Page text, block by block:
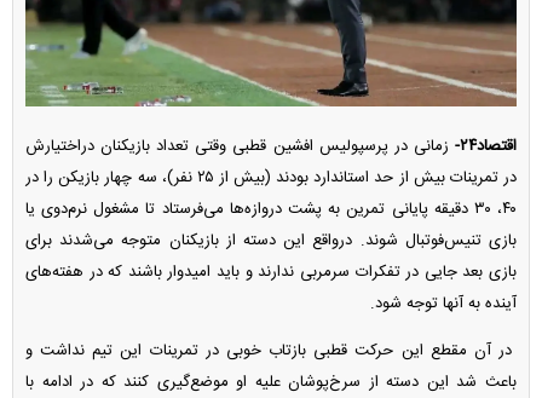
اقتصاد۲۴-
زمانی در پرسپولیس افشین قطبی وقتی تعداد بازیکنان دراختیارش
در تمرینات بیش از حد استاندارد بودند (بیش از ۲۵ نفر)، سه چهار بازیکن را در
۴۰، ۳۰ دقیقه پایانی تمرین به پشت دروازه‌ها می‌فرستاد تا مشغول نرم‌دوی یا
بازی تنیس‌فوتبال شوند. درواقع این دسته از بازیکنان متوجه می‌شدند برای
بازی بعد جایی در تفکرات سرمربی ندارند و باید امیدوار باشند که در هفته‌های
آینده به آنها توجه شود.
در آن مقطع این حرکت قطبی بازتاب خوبی در تمرینات این تیم نداشت و
باعث شد این دسته از سرخ‌پوشان علیه او موضع‌گیری کنند که در ادامه با